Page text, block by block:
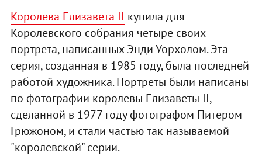
Королева Елизавета II купила для
Королевского собрания четыре своих
портрета, написанных Энди Уорхолом. Эта
серия, созданная в 1985 году, была последней
работой художника. Портреты были написаны
по фотографии королевы Елизаветы II,
сделанной в 1977 году фотографом Питером
Грюжоном, и стали частью так называемой
"королевской" серии.